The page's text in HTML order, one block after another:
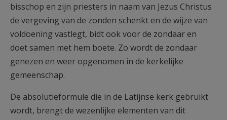
bisschop en zijn priesters in naam van Jezus Christus
de vergeving van de zonden schenkt en de wijze van
voldoening vastlegt, bidt ook voor de zondaar en
doet samen met hem boete. Zo wordt de zondaar
genezen en weer opgenomen in de kerkelijke
gemeenschap.
De absolutieformule die in de Latijnse kerk gebruikt
wordt, brengt de wezenlijke elementen van dit